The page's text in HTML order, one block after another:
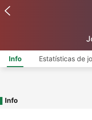
Info Estatísticas de
Info